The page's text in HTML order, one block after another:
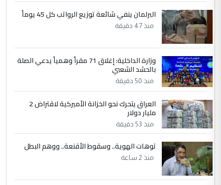
الموضوع :
السعودية توافق على الاستمرار في
إعطاء 100 منحة دراسية للطلبة العراقيين في
جامعاتها سنويا
البرلمان ينفي شائعة توزيع الرواتب كل 45 يوماً
منذ 47 دقيقة
وزارة الداخلية: إغلاق 71 مقراً وهمياً يدعي الصلة
بالحشد الشعبي
منذ 50 دقيقة
العراق يتحرك نحو الخزانة الأميركية لاقتراض 2
مليار دولار
منذ 53 دقيقة
توهات الهوية.. وسقوط الأقنعة.. ووهم البطل
منذ 2 ساعة